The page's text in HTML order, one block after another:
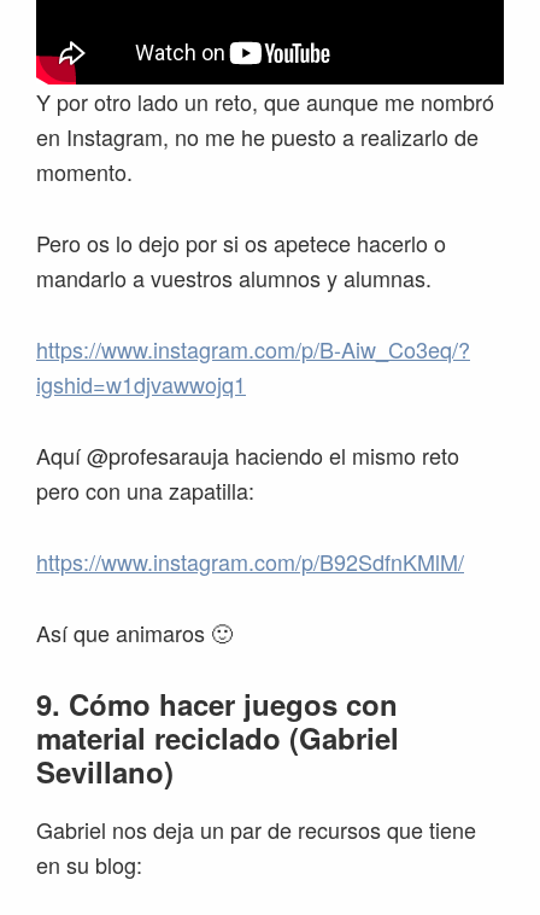
Y por otro lado un reto, que aunque me nombró
en Instagram, no me he puesto a realizarlo de
momento.
Pero os lo dejo por si os apetece hacerlo o
mandarlo a vuestros alumnos y alumnas.
https://www.instagram.com/p/B-Aiw_Co3eq/?
igshid=w1djvawwojq1
Aquí @profesarauja haciendo el mismo reto
pero con una zapatilla:
https://www.instagram.com/p/B92SdfnKMlM/
Así que animaros 🙂
9. Cómo hacer juegos con
material reciclado (Gabriel
Sevillano)
Gabriel nos deja un par de recursos que tiene
en su blog: